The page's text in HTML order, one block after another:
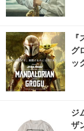
グ
ッ
ジ
ザ